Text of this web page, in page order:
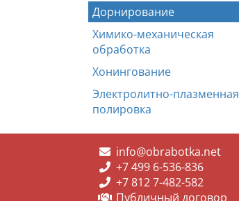
Дорнирование
Химико-механическая
обработка
Хонингование
Электролитно-плазменная
полировка
info@obrabotka.net
+7 499 6-536-836
+7 812 7-482-582
Публичный договор